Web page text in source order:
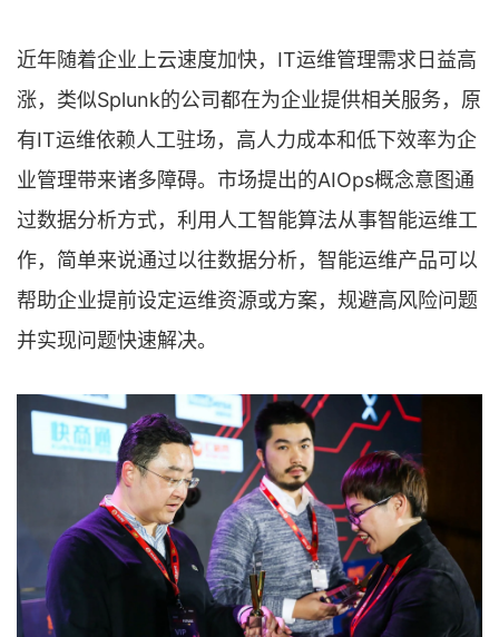
近年随着企业上云速度加快，IT运维管理需求日益高
涨，类似Splunk的公司都在为企业提供相关服务，原
有IT运维依赖人工驻场，高人力成本和低下效率为企
业管理带来诸多障碍。市场提出的AIOps概念意图通
过数据分析方式，利用人工智能算法从事智能运维工
作，简单来说通过以往数据分析，智能运维产品可以
帮助企业提前设定运维资源或方案，规避高风险问题
并实现问题快速解决。